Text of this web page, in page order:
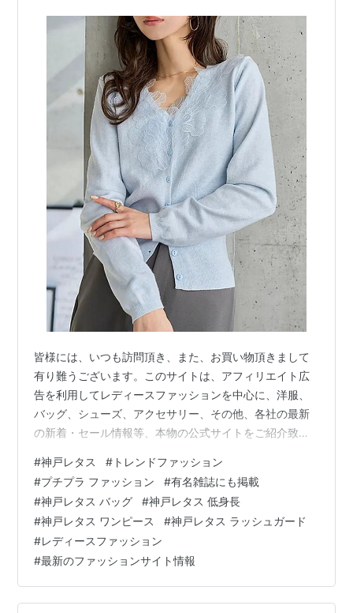
皆様には、いつも訪問頂き、また、お買い物頂きまして
有り難うございます。このサイトは、アフィリエイト広
告を利用してレディースファッションを中心に、洋服、
バッグ、シューズ、アクセサリー、その他、各社の最新
の新着・セール情報等、本物の公式サイトをご紹介致し
でご安心してお楽しみください。また、閲覧中にお気に
入りの商品が有れば、その場でお買い求めることも出来
ますので、どうぞご利用ください。 最新トレンドファッ
ションを神戸から発信！！nonno、MORE、andGIRL、
ViViなど雑誌掲載アイテムがプチプラで♪安くて可愛い人
気のレディースファッションなら…
#神戸レタス # トレンドファッション
#プチプラ ファッション #有名雑誌にも掲載
#神戸レタス バッグ #神戸レタス 低身長
#神戸レタス ワンピース #神戸レタス ラッシュガード
#レディースファッション
#最新のファッションサイト情報